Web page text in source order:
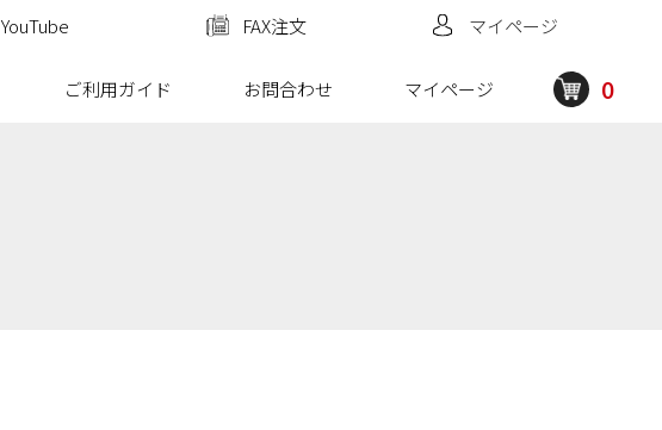
YouTube FAX注文 マイページ
ご利用ガイド お問合わせ マイページ 0